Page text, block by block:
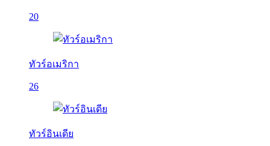
20
ทัวร์อเมริกา
26
ทัวร์อินเดีย